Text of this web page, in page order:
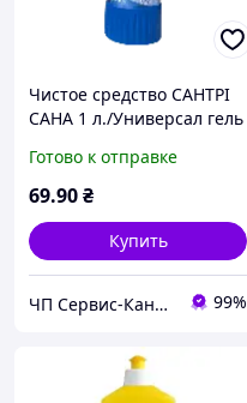
Чистое средство САНТРІ
САНА 1 л./Универсал гель
Готово к отправке
69.90₴
Купить
ЧП Сервис-Канцторг - все товары для офиса из одних рук! 99%